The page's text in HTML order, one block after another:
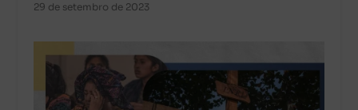
29 de setembro de 2023